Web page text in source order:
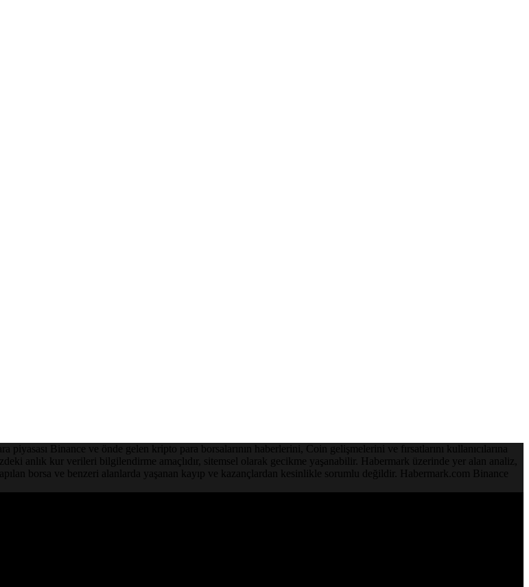
Binance ve önde gelen kripto para borsalarının haberlerini, Coin gelişmelerini ve fırsatlarını kullanıcılarına
anlık kur verileri bilgilendirme amaçlıdır, sitemsel olarak gecikme yaşanabilir. Habermark üzerinde yer alan analiz,
borsa ve benzeri alanlarda yaşanan kayıp ve kazançlardan kesinlikle sorumlu değildir. Habermark.com Binance